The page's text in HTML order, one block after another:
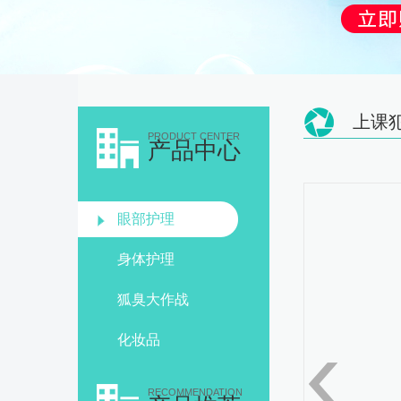
PRODUCT CENTER
产品中心
眼部护理
身体护理
狐臭大作战
化妆品
RECOMMENDATION
上课